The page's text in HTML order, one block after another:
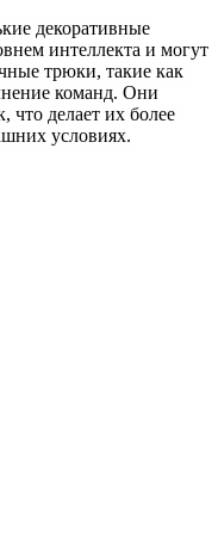
декоративные
интеллекта и могут
трюки, такие как
команд. Они
что делает их более
условиях.